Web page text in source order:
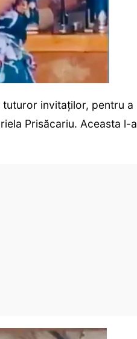
tuturor invitaților, pentru a
Prisăcariu. Aceasta l-a